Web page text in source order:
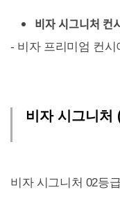
비자 시그니처 컨
- 비자 프리미엄 컨시
비자 시그니처
비자 시그니처 02등